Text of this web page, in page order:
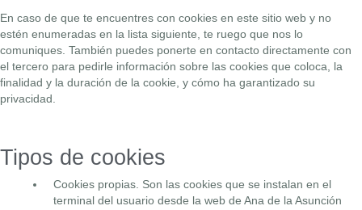
En caso de que te encuentres con cookies en este sitio web y no
estén enumeradas en la lista siguiente, te ruego que nos lo
comuniques. También puedes ponerte en contacto directamente con
el tercero para pedirle información sobre las cookies que coloca, la
finalidad y la duración de la cookie, y cómo ha garantizado su
privacidad.
Tipos de cookies
Cookies propias. Son las cookies que se instalan en el
terminal del usuario desde la web de Ana de la Asunción